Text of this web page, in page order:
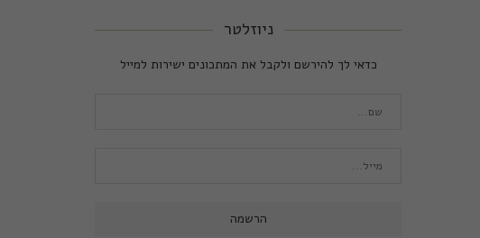
ניוזלטר
כדאי לך להירשם ולקבל את המתכונים ישירות למייל